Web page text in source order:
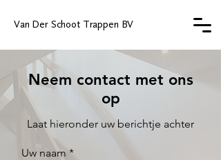
Van Der Schoot Trappen BV
Neem contact met ons
op
Laat hieronder uw berichtje achter
Uw naam